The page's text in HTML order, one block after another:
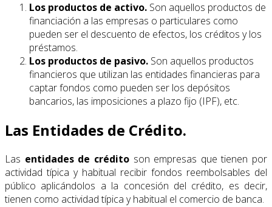
Los productos de activo. Son aquellos productos de
financiación a las empresas o particulares como
pueden ser el descuento de efectos, los créditos y los
préstamos.
Los productos de pasivo. Son aquellos productos
financieros que utilizan las entidades financieras para
captar fondos como pueden ser los depósitos
bancarios, las imposiciones a plazo fijo (IPF), etc.
Las Entidades de Crédito.
Las entidades de créditoson empresas que tienen por
actividad típica y habitual recibir fondos reembolsables del
público aplicándolos a la concesión del crédito, es decir,
tienen como actividad típica y habitual el comercio de banca.